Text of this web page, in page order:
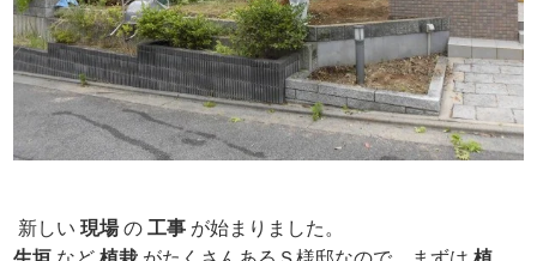
新しい現場の工事 が始まりました。